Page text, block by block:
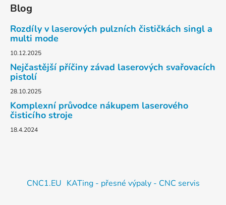
Blog
Rozdíly v laserových pulzních čističkách singl a
multi mode
10.12.2025
Nejčastější příčiny závad laserových svařovacích
pistolí
28.10.2025
Komplexní průvodce nákupem laserového
čisticího stroje
18.4.2024
CNC1.EU KATing - přesné výpaly - CNC servis